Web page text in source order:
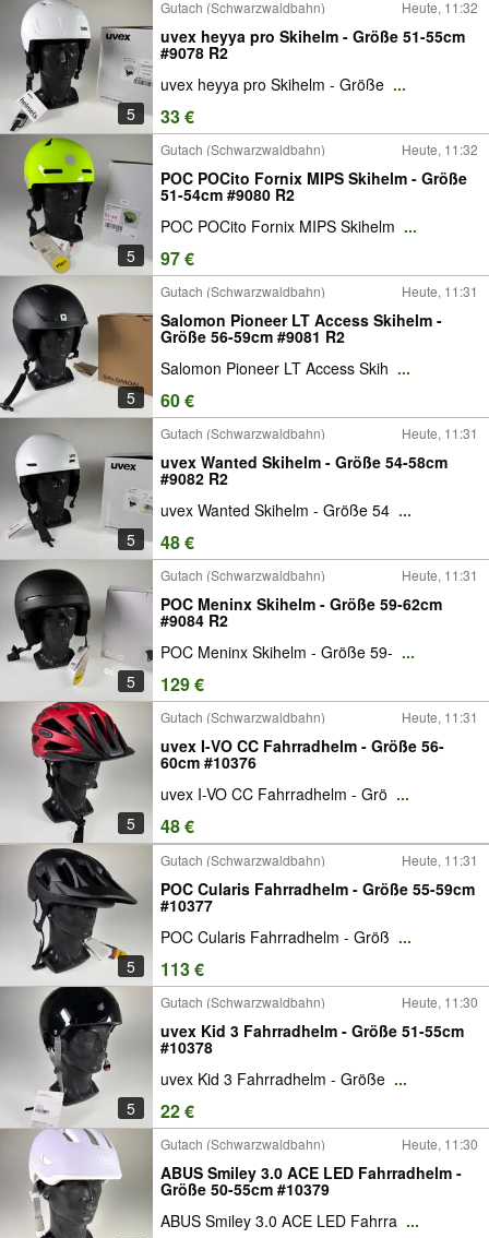
5
Gutach (Schwarzwaldbahn) Heute, 11:32
uvex heyya pro Skihelm - Größe 51-55cm
#9078 R2
uvex heyya pro Skihelm - Größe ...
33 €
5
Gutach (Schwarzwaldbahn) Heute, 11:32
POC POCito Fornix MIPS Skihelm - Größe
51-54cm #9080 R2
POC POCito Fornix MIPS Skihelm ...
97 €
5
Gutach (Schwarzwaldbahn) Heute, 11:31
Salomon Pioneer LT Access Skihelm -
Größe 56-59cm #9081 R2
Salomon Pioneer LT Access Skih ...
60 €
5
Gutach (Schwarzwaldbahn) Heute, 11:31
uvex Wanted Skihelm - Größe 54-58cm
#9082 R2
uvex Wanted Skihelm - Größe 54 ...
48 €
5
Gutach (Schwarzwaldbahn) Heute, 11:31
POC Meninx Skihelm - Größe 59-62cm
#9084 R2
POC Meninx Skihelm - Größe 59- ...
129 €
5
Gutach (Schwarzwaldbahn) Heute, 11:31
uvex I-VO CC Fahrradhelm - Größe 56-
60cm #10376
uvex I-VO CC Fahrradhelm - Grö ...
48 €
5
Gutach (Schwarzwaldbahn) Heute, 11:31
POC Cularis Fahrradhelm - Größe 55-59cm
#10377
POC Cularis Fahrradhelm - Größ ...
113 €
5
Gutach (Schwarzwaldbahn) Heute, 11:30
uvex Kid 3 Fahrradhelm - Größe 51-55cm
#10378
uvex Kid 3 Fahrradhelm - Größe ...
22 €
Gutach (Schwarzwaldbahn) Heute, 11:30
ABUS Smiley 3.0 ACE LED Fahrradhelm -
Größe 50-55cm #10379
ABUS Smiley 3.0 ACE LED Fahrra ...